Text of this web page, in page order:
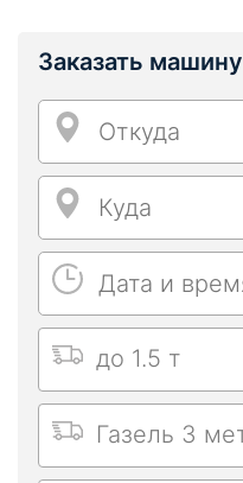
Заказать машину